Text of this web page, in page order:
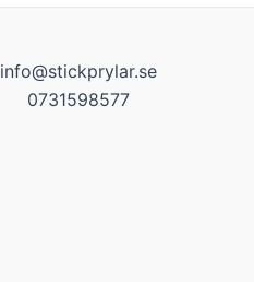
info@stickprylar.se
0731598577